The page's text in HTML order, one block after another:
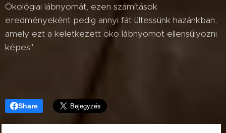
Ökológiai lábnyomát, ezen számítások
eredményeként pedig annyi fát ültessünk hazánkban,
amely ezt a keletkezett öko lábnyomot ellensúlyozni
képes".
Share